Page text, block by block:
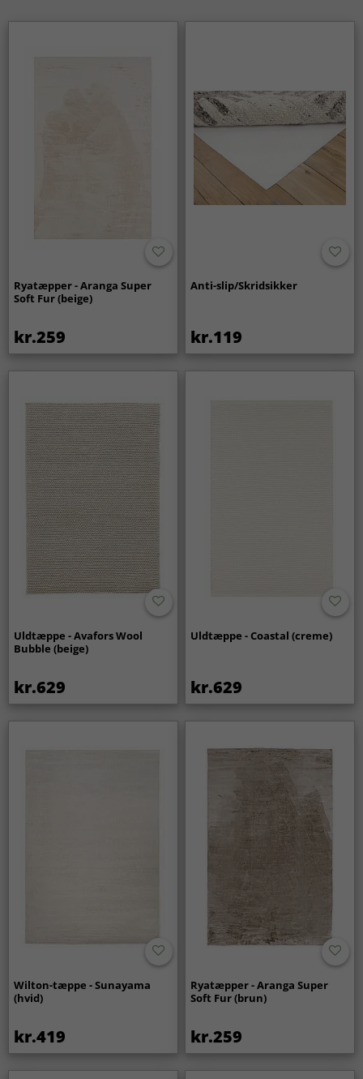
Ryatæpper - Aranga Super
Soft Fur (beige)
kr.259
Anti-slip/Skridsikker
kr.119
Uldtæppe - Avafors Wool
Bubble (beige)
kr.629
Uldtæppe - Coastal (creme)
kr.629
Wilton-tæppe - Sunayama
(hvid)
kr.419
Ryatæpper - Aranga Super
Soft Fur (brun)
kr.259